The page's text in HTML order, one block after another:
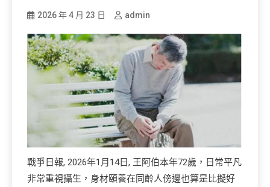
2026 年 4 月 23 日 admin
戰爭日報, 2026年1月14日, 王阿伯本年72歲，日常平凡
非常重視攝生，身材頤養在同齡人傍邊也算是比擬好